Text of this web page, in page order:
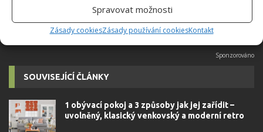
Spravovat možnosti
Zásady cookiesZásady používání cookiesKontakt
SOUVISEJÍCÍ ČLÁNKY
1 obývací pokoj a 3 způsoby jak jej zařídit –
uvolněný, klasický venkovský a moderní retro